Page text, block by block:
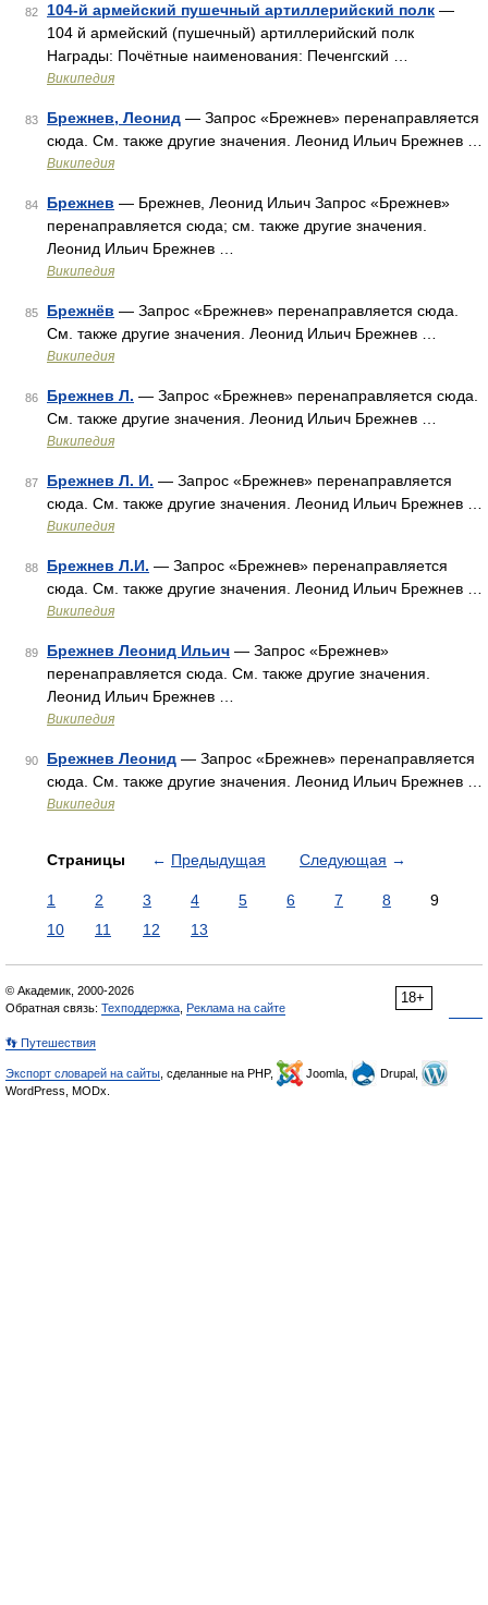
82 104-й армейский пушечный артиллерийский полк —
104 й армейский (пушечный) артиллерийский полк
Награды: Почётные наименования: Печенгский …
Википедия
83 Брежнев, Леонид — Запрос «Брежнев» перенаправляется
сюда. Cм. также другие значения. Леонид Ильич Брежнев …
Википедия
84 Брежнев — Брежнев, Леонид Ильич Запрос «Брежнев»
перенаправляется сюда; см. также другие значения.
Леонид Ильич Брежнев …
Википедия
85 Брежнёв — Запрос «Брежнев» перенаправляется сюда.
Cм. также другие значения. Леонид Ильич Брежнев …
Википедия
86 Брежнев Л. — Запрос «Брежнев» перенаправляется сюда.
Cм. также другие значения. Леонид Ильич Брежнев …
Википедия
87 Брежнев Л. И. — Запрос «Брежнев» перенаправляется
сюда. Cм. также другие значения. Леонид Ильич Брежнев …
Википедия
88 Брежнев Л.И. — Запрос «Брежнев» перенаправляется
сюда. Cм. также другие значения. Леонид Ильич Брежнев …
Википедия
89 Брежнев Леонид Ильич — Запрос «Брежнев»
перенаправляется сюда. Cм. также другие значения.
Леонид Ильич Брежнев …
Википедия
90 Брежнев Леонид — Запрос «Брежнев» перенаправляется
сюда. Cм. также другие значения. Леонид Ильич Брежнев …
Википедия
Страницы ← Предыдущая Следующая →
1 2 3 4 5 6 7 8
9
10
11 12 13
18+
© Академик, 2000-2026
Обратная связь: Техподдержка Реклама на сайте
👣 Путешествия
Экспорт словарей на сайты , сделанные на PHP, Joomla,
Drupal,
WordPress, MODx.